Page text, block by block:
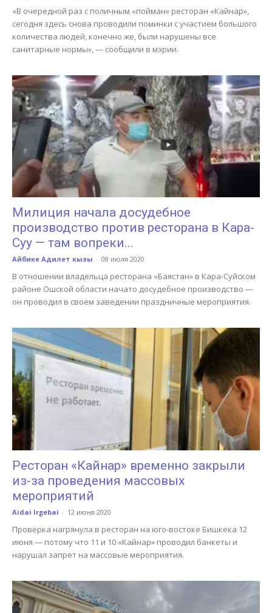
«В очередной раз с поличным «пойман» ресторан «Кайнар»,
сегодня здесь снова проводили поминки с участием большого
количества людей, конечно же, были нарушены все
санитарные нормы», — сообщили в мэрии.
Милиция начала досудебное
производство против ресторана в Кара-
Суу — там вопреки...
Айбике Адилет кызы - 08 июля 2020
В отношении владельца ресторана «Баястан» в Кара-Суйском
районе Ошской области начато досудебное производство —
он проводил в своем заведении праздничные мероприятия.
Ресторан «Кайнар» временно закрыли
из-за проведения массовых
мероприятий
Aidai Irgebai - 12 июня 2020
Проверка нагрянула в ресторан на юго-востоке Бишкека 12
июня — потому что 11 и 10 «Кайнар» проводил банкеты и
нарушал запрет на массовые мероприятия.